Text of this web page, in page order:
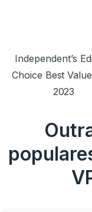
Independent’s
Choice Best
2023